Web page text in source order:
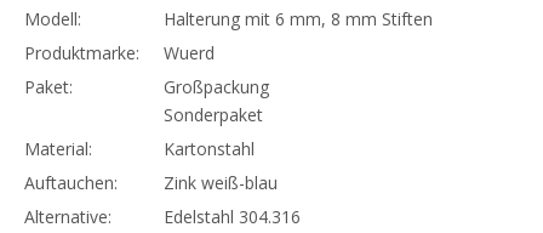
Modell:
Halterung mit 6 mm, 8 mm Stiften
Produktmarke:
Wuerd
Paket:
Großpackung
Sonderpaket
Material:
Kartonstahl
Auftauchen:
Zink weiß-blau
Alternative:
Edelstahl 304.316